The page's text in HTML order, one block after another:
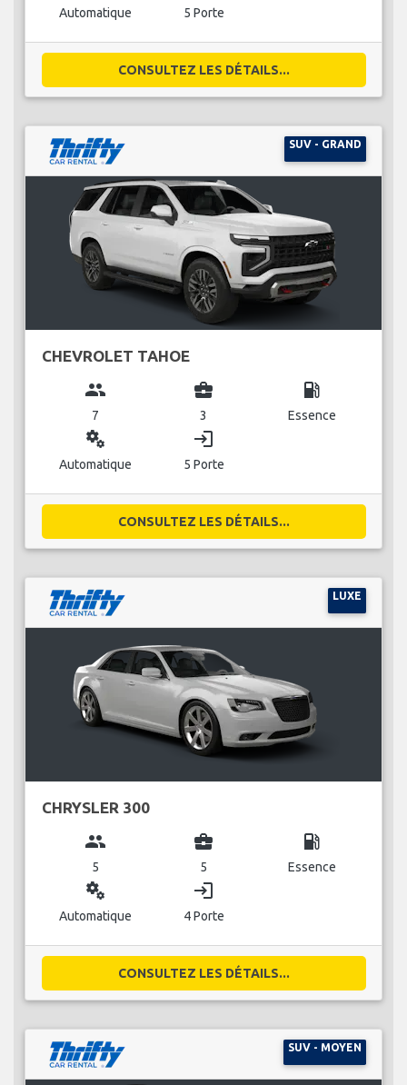
Automatique 5 Porte
CONSULTEZ LES DÉTAILS...
SUV - GRAND
CHEVROLET TAHOE
group
7
business_center
3
local_gas_station
Essence
miscellaneous_services
Automatique
login
5 Porte
CONSULTEZ LES DÉTAILS...
LUXE
CHRYSLER 300
group
5
business_center
5
local_gas_station
Essence
miscellaneous_services
Automatique
login
4 Porte
CONSULTEZ LES DÉTAILS...
SUV - MOYEN